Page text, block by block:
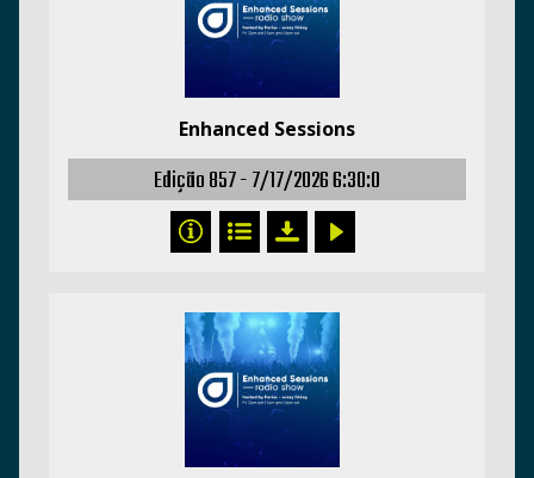
Enhanced Sessions
Edição 857 -7/17/2026 6:30:0